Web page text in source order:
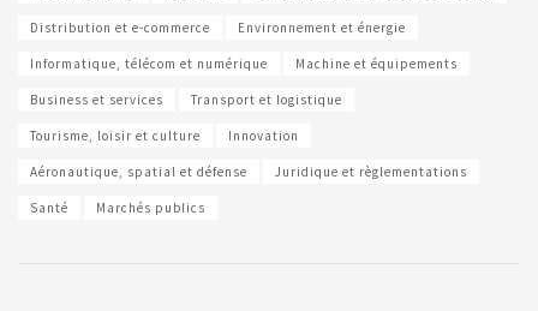
Distribution et e-commerce Environnement et énergie
Informatique, télécom et numérique Machine et équipements
Business et services Transport et logistique
Tourisme, loisir et culture Innovation
Aéronautique, spatial et défense Juridique et règlementations
Santé Marchés publics